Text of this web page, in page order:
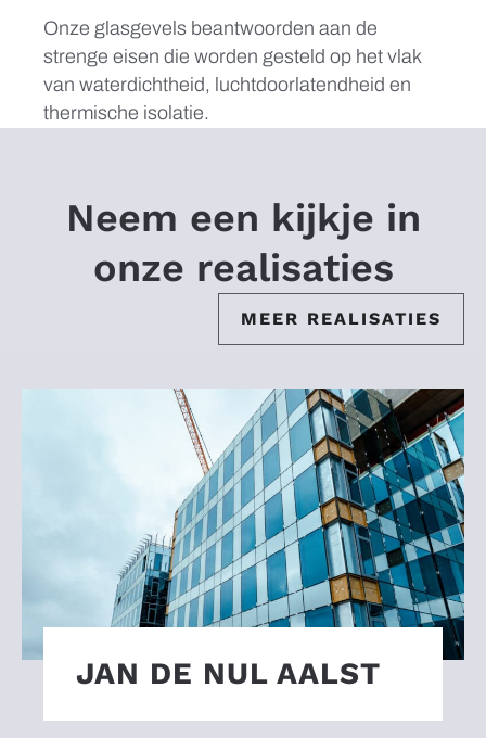
Onze glasgevels beantwoorden aan de
strenge eisen die worden gesteld op het vlak
van waterdichtheid, luchtdoorlatendheid en
thermische isolatie.
Neem een kijkje in
onze realisaties
MEER REALISATIES
JAN DE NUL AALST